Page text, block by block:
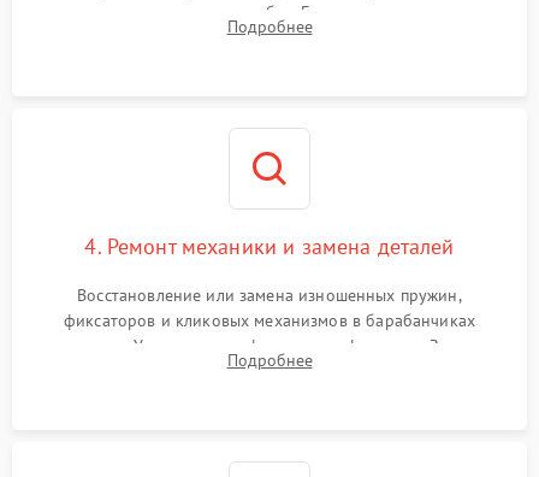
покрытия или появления грибка. Бережная очистка стекол
спецрастворами. Проверка целостности гравированной
Подробнее
4. Ремонт механики и замена деталей
Восстановление или замена изношенных пружин,
фиксаторов и кликовых механизмов в барабанчиках
поправок. Устранение люфтов в трансфокаторе. Замена
поврежденных линз, разбитой сетки или восстановление
Подробнее